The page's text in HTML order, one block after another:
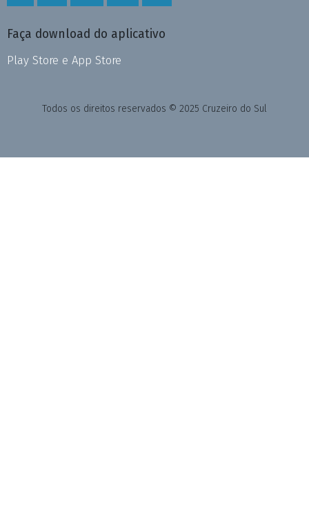
Faça download do aplicativo
Play Store e App Store
Todos os direitos reservados © 2025 Cruzeiro do Sul